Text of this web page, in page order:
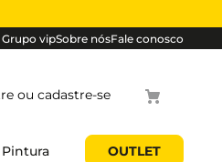
Grupo vipSobre nósFale conosco
Pintura OUTLET